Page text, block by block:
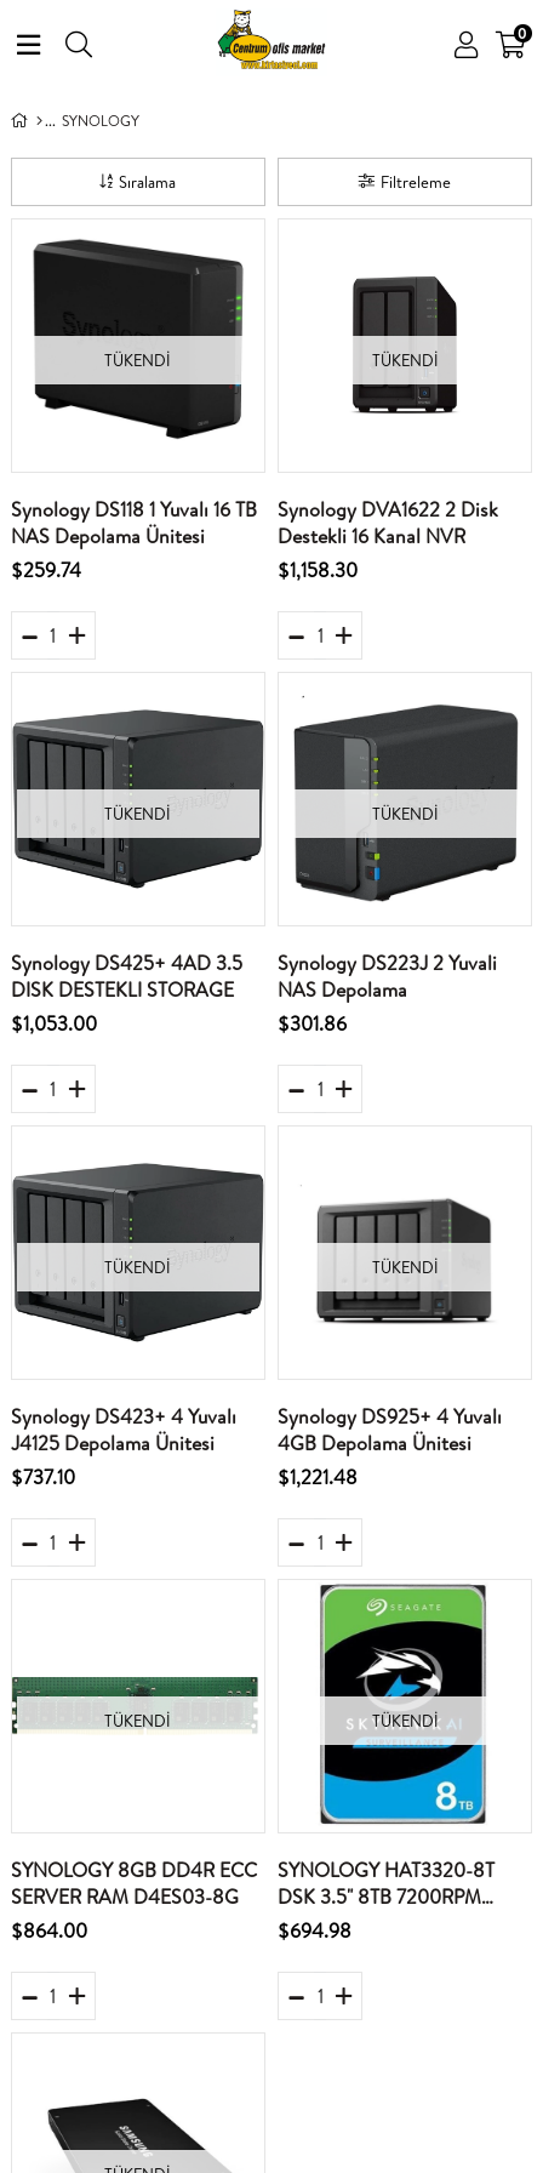
0
SYNOLOGY
Filtreleme
Sıralama
TÜKENDI
Synology DS118 1 Yuvalı 16 TB
NAS Depolama Ünitesi
$259.74
TÜKENDI
Synology DVA1622 2 Disk
Destekli 16 Kanal NVR
$1,158.30
TÜKENDI
Synology DS425+ 4AD 3.5
DISK DESTEKLI STORAGE
$1,053.00
TÜKENDI
Synology DS223J 2 Yuvali
NAS Depolama
$301.86
TÜKENDI
Synology DS423+ 4 Yuvalı
J4125 Depolama Ünitesi
$737.10
TÜKENDI
Synology DS925+ 4 Yuvalı
4GB Depolama Ünitesi
$1,221.48
TÜKENDI
SYNOLOGY 8GB DD4R ECC
SERVER RAM D4ES03-8G
$864.00
TÜKENDI
SYNOLOGY HAT3320-8T
DSK 3.5" 8TB 7200RPM
SATA6 260MB SİYAH
$694.98